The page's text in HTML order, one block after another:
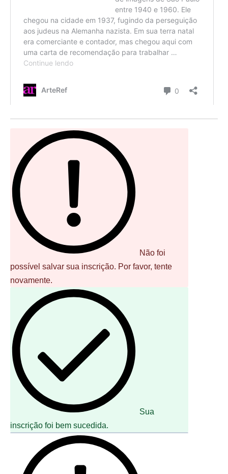
Não foi
possível salvar sua inscrição. Por favor, tente
novamente.
Sua
inscrição foi bem sucedida.